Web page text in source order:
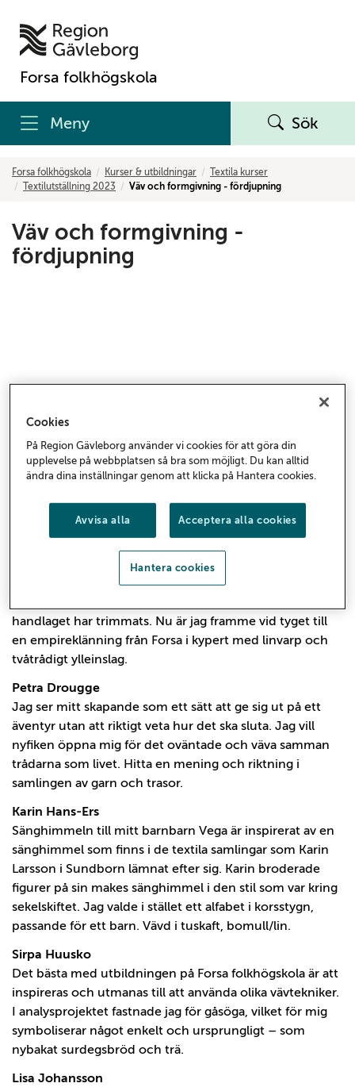
Forsa folkhögskola
Meny Sök
Forsa folkhögskola Kurser & utbildningar
Textila kurser
Textilutställning 2023
Väv och formgivning - fördjupning
Väv och formgivning -
fördjupning
Läs kursdeltagarnas ord:
Jag ville gå vävutbildningen för att lära mig att väva
folkdräktstyg efter gamla förlagor. Tjocka garner och
handlaget har trimmats. Nu är jag framme vid tyget till
en empireklänning från Forsa i kypert med linvarp och
tvåtrådigt ylleinslag.
Petra Drougge
Jag ser mitt skapande som ett sätt att ge sig ut på ett
äventyr utan att riktigt veta hur det ska sluta. Jag vill
nyfiken öppna mig för det oväntade och väva samman
trådarna som livet. Hitta en mening och riktning i
samlingen av garn och trasor.
Karin Hans-Ers
Sänghimmeln till mitt barnbarn Vega är inspirerat av en
sänghimmel som finns i de textila samlingar som Karin
Larsson i Sundborn lämnat efter sig. Karin broderade
figurer på sin makes sänghimmel i den stil som var kring
sekelskiftet. Jag valde i stället ett alfabet i korsstygn,
passande för ett barn. Vävd i tuskaft, bomull/lin.
Sirpa Huusko
Det bästa med utbildningen på Forsa folkhögskola är att
inspireras och utmanas till att använda olika vävtekniker.
I analysprojektet fastnade jag för gåsöga, vilket för mig
symboliserar något enkelt och ursprungligt – som
nybakat surdegsbröd och trä.
Lisa Johansson
Cookies
På Region Gävleborg använder vi cookies för att göra din
upplevelse på webbplatsen så bra som möjligt. Du kan alltid
ändra dina inställningar genom att klicka på Hantera cookies.
Avvisa alla Acceptera alla cookies
Hantera cookies